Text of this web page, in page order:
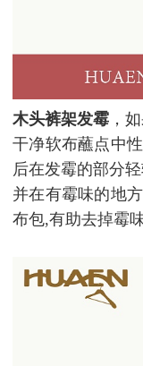
木头裤架发霉 ，
干净软布蘸点中
后在发霉的部分
并在有霉味的地
布包,有助去掉霉味